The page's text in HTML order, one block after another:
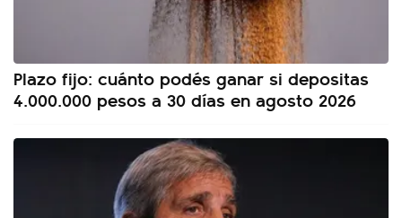
Plazo fijo: cuánto podés ganar si depositas
4.000.000 pesos a 30 días en agosto 2026